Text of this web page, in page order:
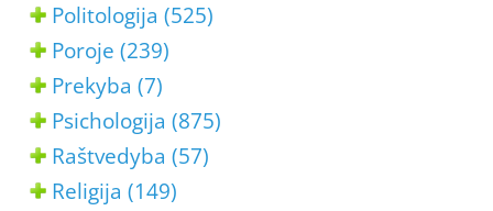
Politologija (525)
Poroje (239)
Prekyba (7)
Psichologija (875)
Raštvedyba (57)
Religija (149)